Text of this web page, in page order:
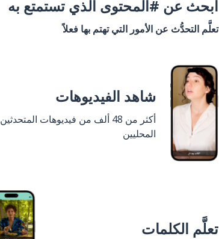
ابحث عن #المحتوى الذي تستمتع به
تعلَّم التحدُّث عن الأمور التي تهتم بها فعلاً
شاهد الفيديوهات
أكثر من 48 ألف من فيديوهات المتحدثين
المحليين
تعلَّم الكلمات